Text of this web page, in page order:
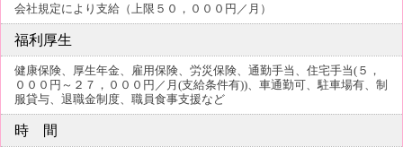
会社規定により支給（上限５０，０００円／月）
福利厚生
健康保険、厚生年金、雇用保険、労災保険、通勤手当、住宅手当(５，
０００円～２７，０００円／月(支給条件有))、車通勤可、駐車場有、制
服貸与、退職金制度、職員食事支援など
時 間